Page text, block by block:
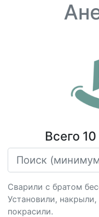
Всего
Сварили с братом
Установили,
покрасили.